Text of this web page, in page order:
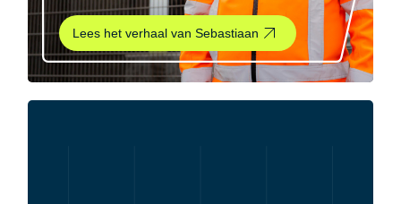
Lees het verhaal van Sebastiaan